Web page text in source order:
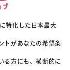
特化した日本最大
トがあなたの希望条
る方にも、横断的に